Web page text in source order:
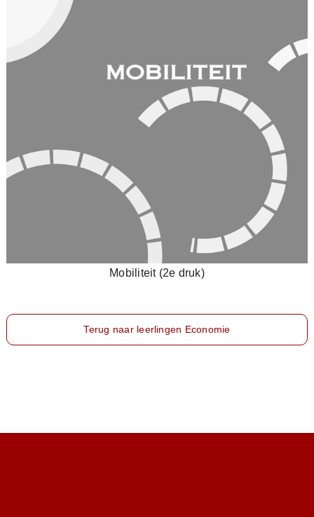
Mobiliteit (2e druk)
Terug naar leerlingen Economie